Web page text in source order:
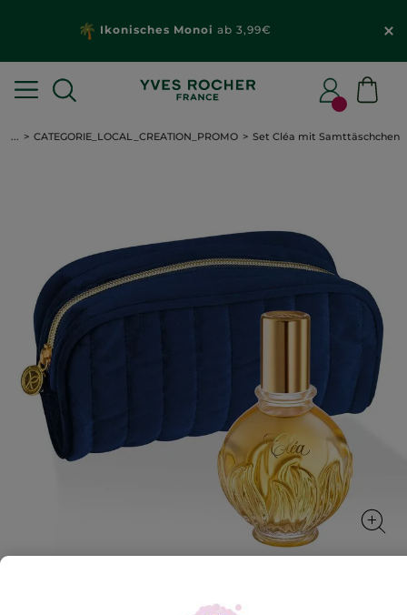
Ikonisches Monoi ab 3,99€
... CATEGORIE_LOCAL_CREATION_PROMO Set Cléa mit Samttäschchen